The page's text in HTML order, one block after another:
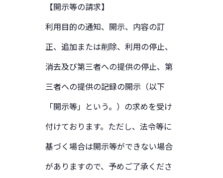
【開示等の請求】
利用目的の通知、開示、内容の訂
正、追加または削除、利用の停止、
消去及び第三者への提供の停止、第
三者への提供の記録の開示（以下
「開示等」という。）の求めを受け
付けております。ただし、法令等に
基づく場合は開示等ができない場合
がありますので、予めご了承くださ